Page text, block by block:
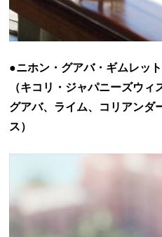
●ニホン・グアバ・ギムレット
（キコリ・ジャパニーズウィ
グアバ、ライム、コリアンダ
ス）